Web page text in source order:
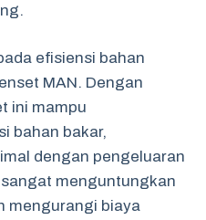
efisiensi bahan
MAN. Dengan
ini mampu
bahan bakar,
dengan pengeluaran
menguntungkan
mengurangi biaya